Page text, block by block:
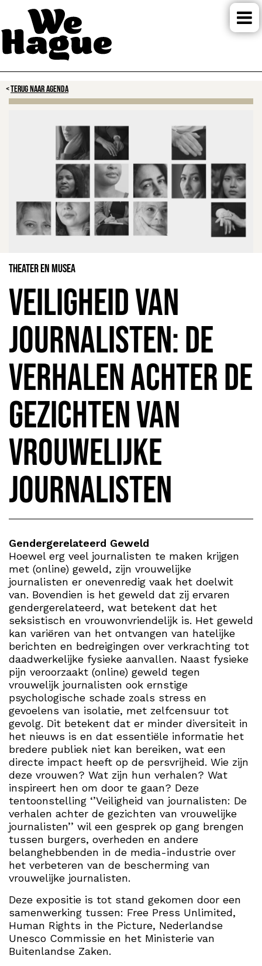
TERUG NAAR AGENDA
Theater en Musea
Veiligheid van
journalisten: De
verhalen achter de
gezichten van
vrouwelijke
journalisten
Gendergerelateerd Geweld
Hoewel erg veel journalisten te maken krijgen
met (online) geweld, zijn vrouwelijke
journalisten er onevenredig vaak het doelwit
van. Bovendien is het geweld dat zij ervaren
gendergerelateerd, wat betekent dat het
seksistisch en vrouwonvriendelijk is. Het geweld
kan variëren van het ontvangen van hatelijke
berichten en bedreigingen over verkrachting tot
daadwerkelijke fysieke aanvallen. Naast fysieke
pijn veroorzaakt (online) geweld tegen
vrouwelijk journalisten ook ernstige
psychologische schade zoals stress en
gevoelens van isolatie, met zelfcensuur tot
gevolg. Dit betekent dat er minder diversiteit in
het nieuws is en dat essentiële informatie het
bredere publiek niet kan bereiken, wat een
directe impact heeft op de persvrijheid. Wie zijn
deze vrouwen? Wat zijn hun verhalen? Wat
inspireert hen om door te gaan? Deze
tentoonstelling ‘’Veiligheid van journalisten: De
verhalen achter de gezichten van vrouwelijke
journalisten’’ wil een gesprek op gang brengen
tussen burgers, overheden en andere
belanghebbenden in de media-industrie over
het verbeteren van de bescherming van
vrouwelijke journalisten.
Deze expositie is tot stand gekomen door een
samenwerking tussen: Free Press Unlimited,
Human Rights in the Picture, Nederlandse
Unesco Commissie en het Ministerie van
Buitenlandse Zaken.